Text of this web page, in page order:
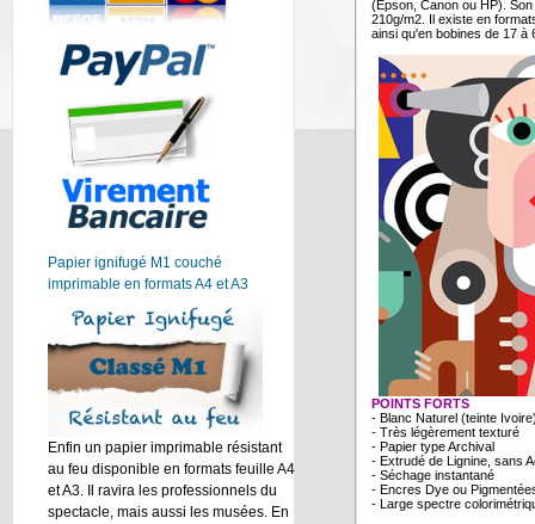
Papier ignifugé M1 couché
imprimable en formats A4 et A3
Enfin un papier imprimable résistant
au feu disponible en formats feuille A4
et A3. Il ravira les professionnels du
spectacle, mais aussi les musées. En
(Epson, Canon ou HP).
210g/m2. Il existe en
ainsi qu'en bobines de 17 à
POINTS FORTS
- Blanc Naturel (teinte
- Très légèrement texturé
- Papier type Archival
- Extrudé de Lignine, sans
- Séchage instantané
- Encres Dye ou
- Large spectre